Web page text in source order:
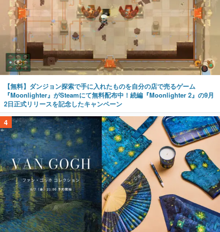
【無料】ダンジョン探索で手に入れたものを自分の店で売るゲーム
『Moonlighter』がSteamにて無料配布中！続編『Moonlighter 2』の9月
2日正式リリースを記念したキャンペーン
4